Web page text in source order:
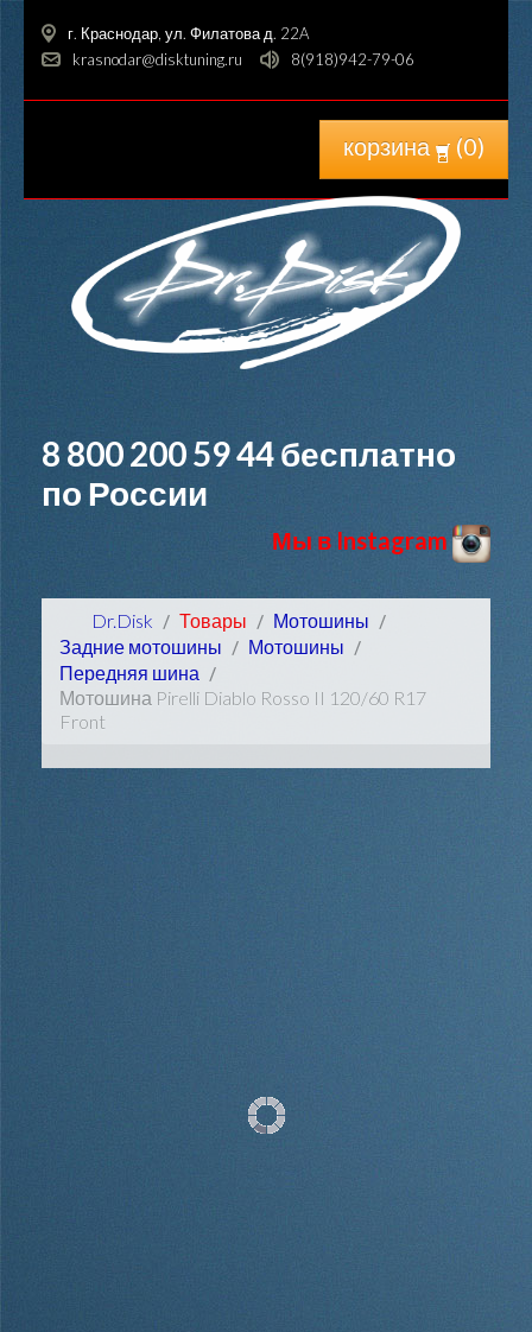
г. Краснодар, ул. Филатова д. 22A
krasnodar@disktuning.ru
8(918)942-79-06
корзина (0)
8 800 200 59 44бесплатно
по России
Мы в Instagram
Dr.Disk Товары
Мотошины
Задние мотошины
Мотошины
Передняя шина
Мотошина Pirelli Diablo Rosso II 120/60 R17
Front